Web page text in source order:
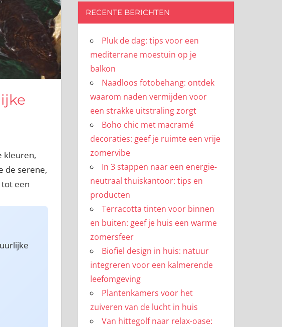
kleuren,
de serene,
een
RECENTE BERICHTEN
Pluk de dag: tips voor een
mediterrane moestuin op je
balkon
Naadloos fotobehang: ontdek
waarom naden vermijden voor
een strakke uitstraling zorgt
Boho chic met macramé
decoraties: geef je ruimte een vrije
zomervibe
In 3 stappen naar een energie-
neutraal thuiskantoor: tips en
producten
Terracotta tinten voor binnen
en buiten: geef je huis een warme
zomersfeer
Biofiel design in huis: natuur
integreren voor een kalmerende
leefomgeving
Plantenkamers voor het
zuiveren van de lucht in huis
Van hittegolf naar relax-oase: